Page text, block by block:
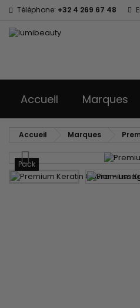
Téléphone: +32 4 269 67 48
Accueil Marques
Accueil Marques
Pack